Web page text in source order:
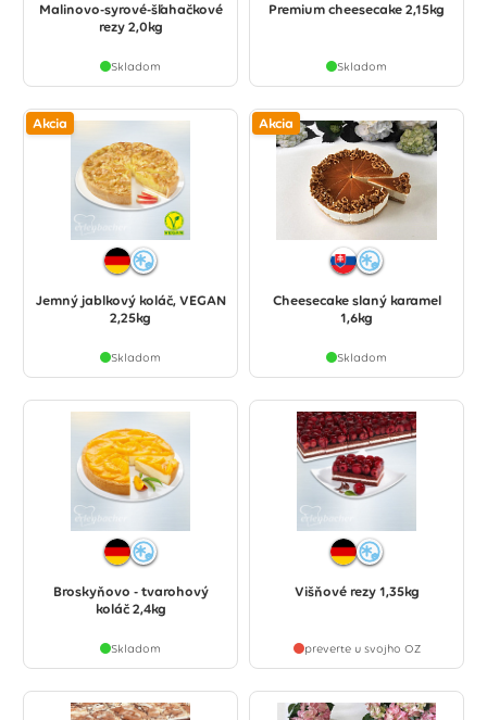
Malinovo-syrové-šľahačkové
rezy 2,0kg
Skladom
Premium cheesecake 2,15kg
Skladom
Akcia
Jemný jablkový koláč, VEGAN
2,25kg
Skladom
Akcia
Cheesecake slaný karamel
1,6kg
Skladom
Broskyňovo - tvarohový
koláč 2,4kg
Skladom
Višňové rezy 1,35kg
preverte u svojho OZ